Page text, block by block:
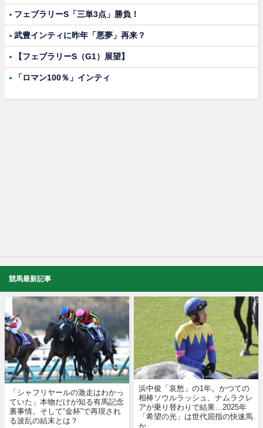
フェブラリーS「三単3点」勝負！
武豊インティに昨年「悪夢」再来？
【フェブラリーS（G1）展望】
「ロマン100％」インティ
競馬最新記事
「シャフリヤールの激走はわかっ
ていた」本物だけが知る有馬記念
裏事情。そして“金杯”で再現され
る波乱の結末とは？
浜中俊「哀愁」の1年。かつての
相棒ソウルラッシュ、ナムラクレ
アが乗り替わりで結果…2025年
「希望の光」は世代屈指の快速馬
か